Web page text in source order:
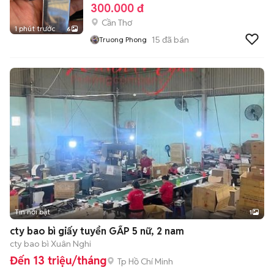
1 phút trước 6
300.000 đ
Cần Thơ
Truong Phong 15 đã bán
Tin nổi bật 1
cty bao bì giấy tuyển GẤP 5 nữ, 2 nam
cty bao bì Xuân Nghi
Đến 13 triệu/tháng Tp Hồ Chí Minh